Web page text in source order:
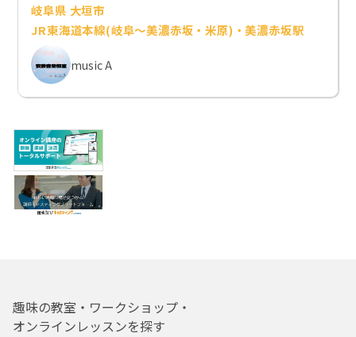
岐阜県 大垣市
JR東海道本線(岐阜～美濃赤坂・米原)・美濃赤坂駅
music A
趣味の教室・ワークショップ・
オンラインレッスンを探す